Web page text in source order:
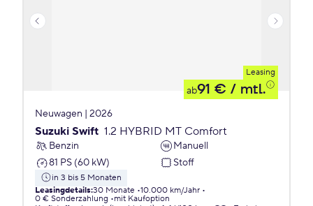
Leasing
ab91 € / mtl.
Neuwagen | 2026
Suzuki Swift 1.2 HYBRID MT Comfort
Benzin
Manuell
81 PS (60 kW)
Stoff
in 3 bis 5 Monaten
Leasingdetails:30 Monate 10.000 km/Jahr
0 € Sonderzahlung
mit Kaufoption